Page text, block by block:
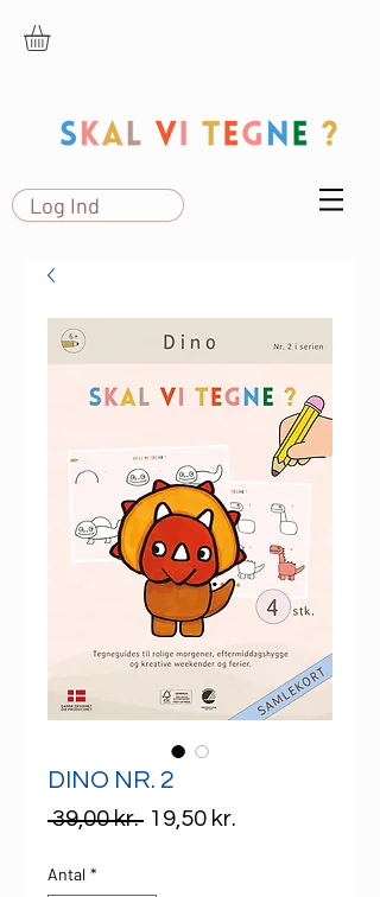
Log Ind
DINO NR. 2
39,00 kr. Regulær
19,50 kr.
Antal *